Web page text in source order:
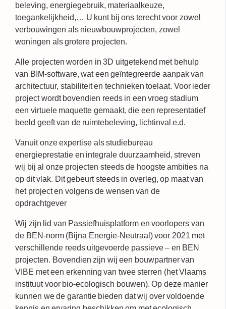
beleving, energiegebruik, materiaalkeuze,
toegankelijkheid,… U kunt bij ons terecht voor zowel
verbouwingen als nieuwbouwprojecten, zowel
woningen als grotere projecten.
Alle projecten worden in 3D uitgetekend met behulp
van BIM-software, wat een geïntegreerde aanpakvan
architectuur, stabiliteit en technieken toelaat. Voor ieder
project wordt bovendien reeds in een vroeg stadium
een virtuele maquette gemaakt, die een representatief
beeld geeft van de ruimtebeleving, lichtinval e.d.
Vanuit onzeexpertise als studiebureau
energieprestatie en integrale duurzaamheid, streven
wij bij al onze projecten steeds de hoogste ambities na
op dit vlak. Dit gebeurt steeds in overleg, op maat van
het project en volgens de wensen van de
opdrachtgever
Wij zijn lid van Passiefhuisplatform en voorlopers van
de BEN-norm(Bijna Energie-Neutraal) voor 2021 met
verschillende reeds uitgevoerde passieve – en BEN
projecten. Bovendien zijn wij een bouwpartner van
VIBE met een erkenning van twee sterren (het Vlaams
instituut voor bio-ecologisch bouwen). Op deze manier
kunnen we de garantie bieden dat wij over voldoende